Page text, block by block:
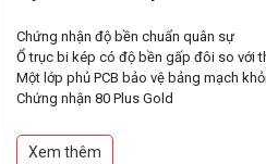
Chứng nhận độ bền chuẩn quân sự
Ổ trục bi kép có độ bền gấp đôi so với
Một lớp phủ PCB bảo vệ bảng mạch
Chứng nhận 80 Plus Gold
Thiết kế quạt công nghệ hướng trục
Xem thêm